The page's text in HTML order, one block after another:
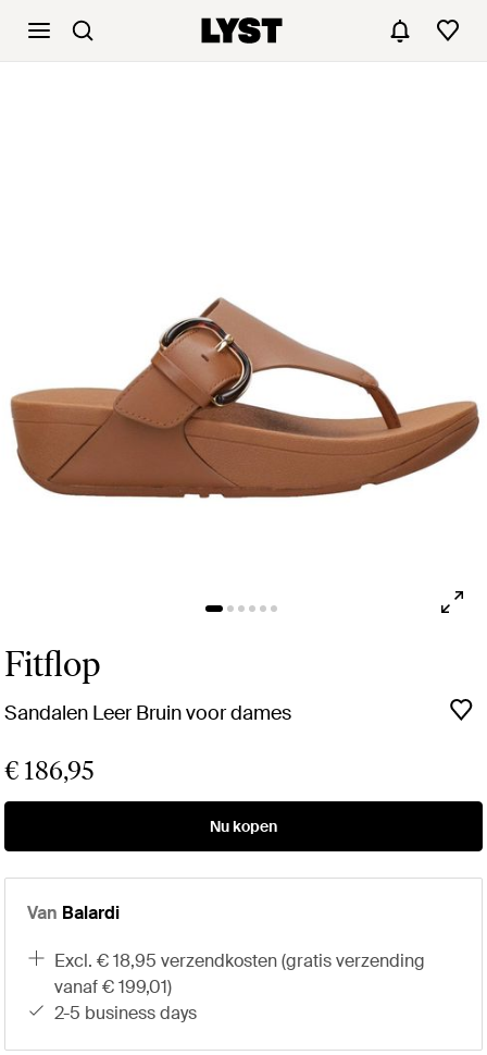
Fitflop
Sandalen Leer Bruin voor dames
€ 186,95
Nu kopen
Van Balardi
excl. € 18,95 verzendkosten (gratis verzending
vanaf € 199,01)
2-5 business days